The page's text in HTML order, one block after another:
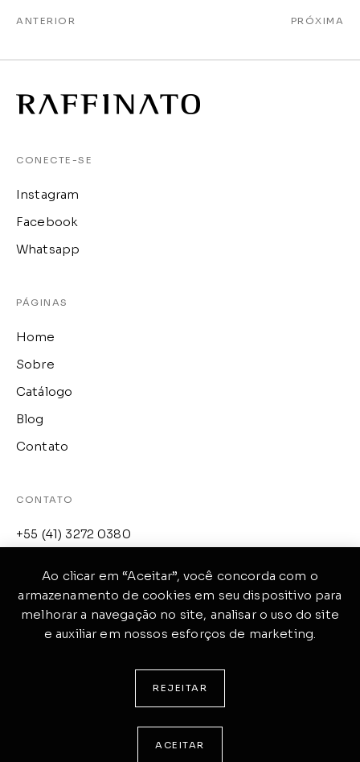
ANTERIOR PRÓXIMA
CONECTE-SE
Instagram
Facebook
Whatsapp
PÁGINAS
Home
Sobre
Catálogo
Blog
Contato
CONTATO
+55 (41) 3272 0380
Av. Manoel Ribas, 4744
Santa Felicidade
© RAFFINATO. POLÍTICA DE PRIVACIDADE.
Ao clicar em “Aceitar”, você concorda com o
armazenamento de cookies em seu dispositivo para
melhorar a navegação no site, analisar o uso do site
e auxiliar em nossos esforços de marketing.
REJEITAR
ACEITAR